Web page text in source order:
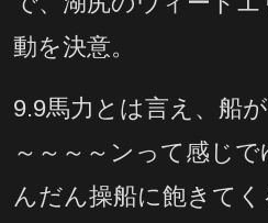
動を決意。
9.9馬力とは言え、船
～～～～ンって感じ
んだん操船に飽きて